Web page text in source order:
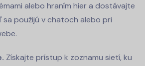
alebo hraním hier a dostávajte
sa použijú v chatoch alebo pri
Získajte prístup k zoznamu sietí, ku